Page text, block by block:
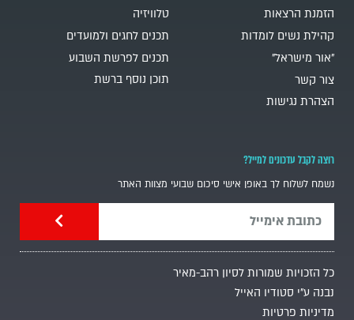
הזמנת הרצאות
קהילת נשים לומדות
"אור מישראל"
צור קשר
הצהרת נגישות
טלוויזיה
תכנים לחגים ולמועדים
תכנים לפרשת השבוע
תוכן נוסף ברשת
רוצה לקבל עדכונים למייל?
נשמח לשלוח לך באופן אישי סיכום שבועי מצוות האתר
כל הזכויות שמורות לסיון רהב-מאיר
נבנה ע"י סטודיו האייל
מדיניות פרטיות